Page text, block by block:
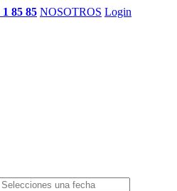
1 85 85 NOSOTROS Login